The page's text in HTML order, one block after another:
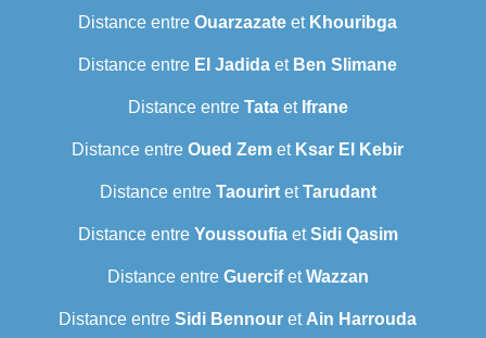
Distance entre Ouarzazate et Khouribga
Distance entre El Jadida et Ben Slimane
Distance entre Tataet Ifrane
Distance entre Oued Zem et Ksar El Kebir
Distance entre TaourirtetTarudant
Distance entre YoussoufiaetSidi Qasim
Distance entre GuercifetWazzan
Distance entre Sidi Bennour et Ain Harrouda